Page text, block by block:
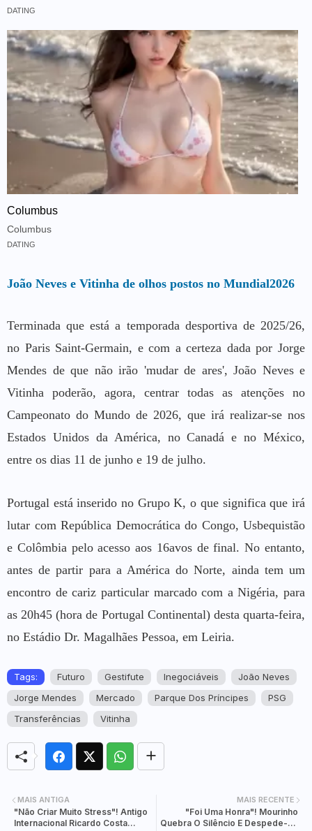
DATING
Columbus
Columbus
DATING
João Neves e Vitinha de olhos postos no Mundial2026
Terminada que está a temporada desportiva de 2025/26,
no Paris Saint-Germain, e com a certeza dada por Jorge
Mendes de que não irão 'mudar de ares', João Neves e
Vitinha poderão, agora, centrar todas as atenções no
Campeonato do Mundo de 2026, que irá realizar-se nos
Estados Unidos da América, no Canadá e no México,
entre os dias 11 de junho e 19 de julho.
Portugal está inserido no Grupo K, o que significa que irá
lutar com República Democrática do Congo, Usbequistão
e Colômbia pelo acesso aos 16avos de final. No entanto,
antes de partir para a América do Norte, ainda tem um
encontro de cariz particular marcado com a Nigéria, para
as 20h45 (hora de Portugal Continental) desta quarta-feira,
no Estádio Dr. Magalhães Pessoa, em Leiria.
Tags: Futuro Gestifute Inegociáveis
João Neves
Jorge Mendes
Mercado Parque Dos Príncipes
PSG
Transferências
Vitinha
MAIS RECENTE
"Foi Uma Honra"! Mourinho
Quebra O Silêncio E Despede-se
MAIS ANTIGA
"Não Criar Muito Stress"! Antigo
Internacional Ricardo Costa